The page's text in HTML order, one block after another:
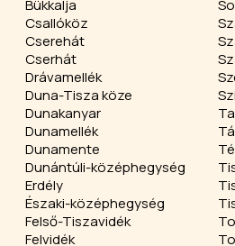
Bükkalja
Csallóköz
Cserehát
Cserhát
Drávamellék
Duna-Tisza köze
Dunakanyar
Dunamellék
Dunamente
Dunántúli-középhegység
Erdély
Északi-középhegység
Felső-Tiszavidék
Felvidék